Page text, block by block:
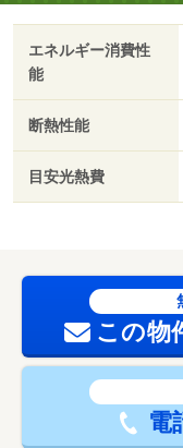
エネルギー消費性
能
断熱性能
目安光熱費
この物
電